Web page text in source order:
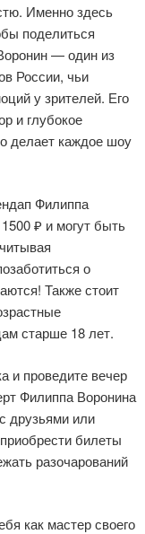
Именно здесь
поделиться
— один из
России, чьи
у зрителей. Его
и глубокое
делает каждое шоу
Филиппа
₽ и могут быть
о
Также стоит
старше 18 лет.
и проведите вечер
Филиппа Воронина
друзьями или
билеты
разочарований
как мастер своего